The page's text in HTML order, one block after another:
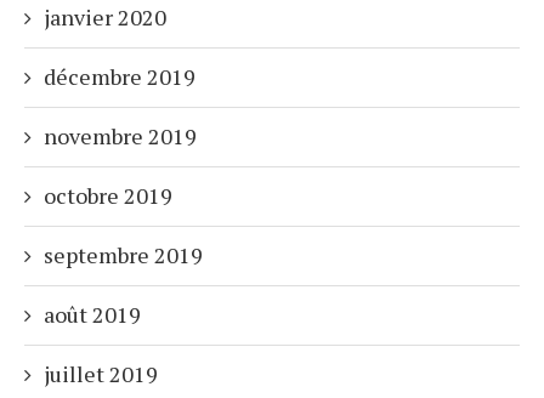
janvier 2020
décembre 2019
novembre 2019
octobre 2019
septembre 2019
août 2019
juillet 2019